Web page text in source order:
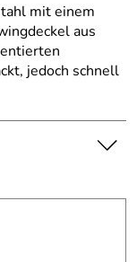
mit einem
aus
jedoch schnell